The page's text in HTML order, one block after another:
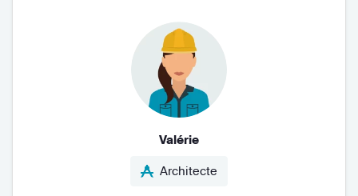
Valérie
Architecte